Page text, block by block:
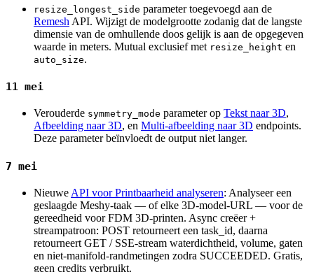
resize_longest_side parameter toegevoegd aan de
Remesh API. Wijzigt de modelgrootte zodanig dat de langste
dimensie van de omhullende doos gelijk is aan de opgegeven
waarde in meters. Mutual exclusief met resize_height en
auto_size.
11 mei
Verouderde symmetry_mode parameter op Tekst naar 3D,
Afbeelding naar 3D, en Multi-afbeelding naar 3D endpoints.
Deze parameter beïnvloedt de output niet langer.
7 mei
Nieuwe API voor Printbaarheid analyseren: Analyseer een
geslaagde Meshy-taak — of elke 3D-model-URL — voor de
gereedheid voor FDM 3D-printen. Async creëer +
streampatroon: POST retourneert een task_id, daarna
retourneert GET / SSE-stream waterdichtheid, volume, gaten
en niet-manifold-randmetingen zodra SUCCEEDED. Gratis,
geen credits verbruikt.